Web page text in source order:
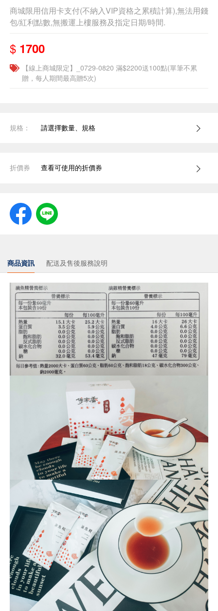
商城限用信用卡支付(不納入VIP資格之累積計算),無法用錢
包/紅利點數,無搬運上樓服務及指定日期/時間.
$ 1700
【線上商城限定】_0729-0820 滿$2200送100點(單筆不累
贈，每人期間最高贈5次)
規格： 請選擇數量、規格
折價券 查看可使用的折價券
商品資訊 配送及售後服務說明